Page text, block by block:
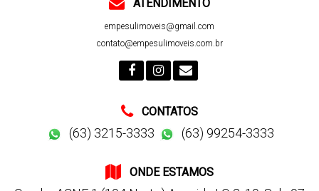
ATENDIMENTO
empesulimoveis@gmail.com
contato@empesulimoveis.com.br
CONTATOS
(63) 3215-3333 (63) 99254-3333
ONDE ESTAMOS